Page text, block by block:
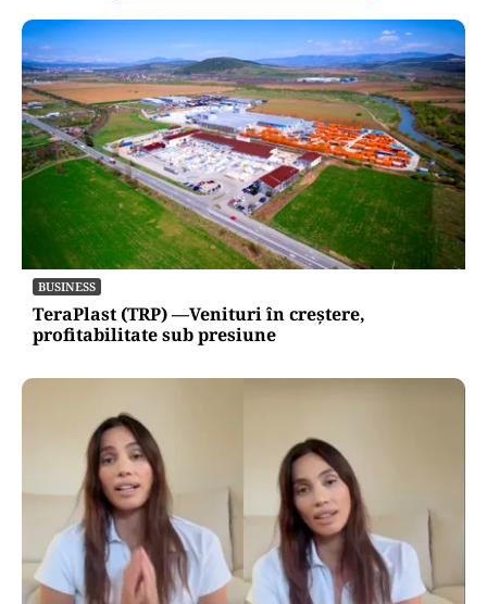
BUSINESS
TeraPlast (TRP) —Venituri în creștere,
profitabilitate sub presiune